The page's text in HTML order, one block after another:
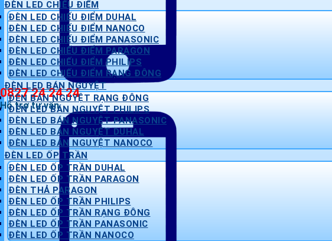
0827 24 24 24
Hỗ trợ tư vấn
ĐÈN LED CHIẾU ĐIỂM
ĐÈN LED CHIẾU ĐIỂM DUHAL
ĐÈN LED CHIẾU ĐIỂM NANOCO
ĐÈN LED CHIẾU ĐIỂM PANASONIC
ĐÈN LED CHIẾU ĐIỂM PARAGON
ĐÈN LED CHIẾU ĐIỂM PHILIPS
ĐÈN LED CHIẾU ĐIỂM RẠNG ĐÔNG
ĐÈN LED BÁN NGUYỆT
ĐÈN BÁN NGUYỆT RẠNG ĐÔNG
ĐÈN LED BÁN NGUYỆT PHILIPS
ĐÈN LED BÁN NGUYỆT PANASONIC
ĐÈN LED BÁN NGUYỆT DUHAL
ĐÈN LED BÁN NGUYỆT NANOCO
ĐÈN LED ỐP TRẦN
ĐÈN LED ỐP TRẦN DUHAL
ĐÈN LED ỐP TRẦN PARAGON
ĐÈN THẢ PARAGON
ĐÈN LED ỐP TRẦN PHILIPS
ĐÈN LED ỐP TRẦN RẠNG ĐÔNG
ĐÈN LED ỐP TRẦN PANASONIC
ĐÈN LED ỐP TRẦN NANOCO